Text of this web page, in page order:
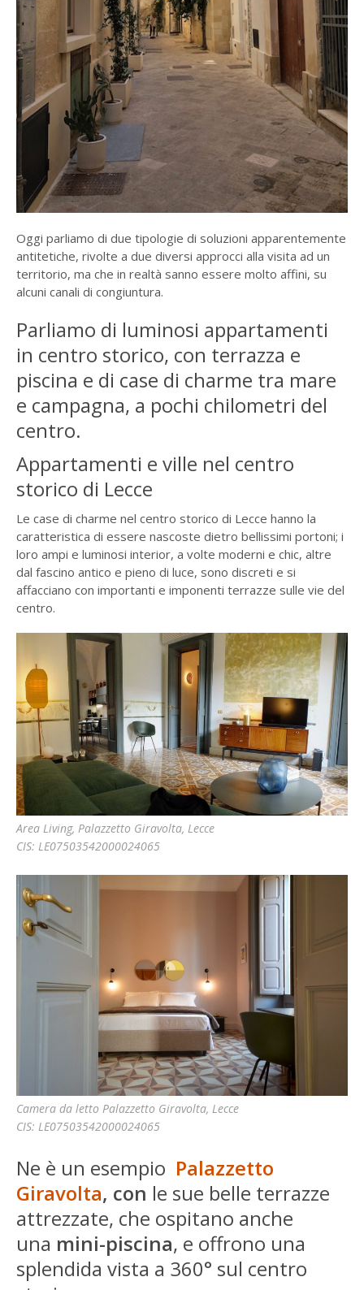
Oggi parliamo di due tipologie di soluzioni apparentemente
antitetiche, rivolte a due diversi approcci alla visita ad un
territorio, ma che in realtà sanno essere molto affini, su
alcuni canali di congiuntura.
Parliamo di luminosi appartamenti
in centro storico, con terrazza e
piscina e di case di charme tra mare
e campagna, a pochi chilometri del
centro.
Appartamenti e ville nel centro
storico di Lecce
Le case di charme nel centro storico di Lecce hanno la
caratteristica di essere nascoste dietro bellissimi portoni; i
loro ampi e luminosi interior, a volte moderni e chic, altre
dal fascino antico e pieno di luce, sono discreti e si
affacciano con importanti e imponenti terrazze sulle vie del
centro.
Area Living, Palazzetto Giravolta, Lecce
CIS: LE07503542000024065
Camera da letto Palazzetto Giravolta, Lecce
CIS: LE07503542000024065
Ne è un esempio Palazzetto
Giravolta, con le sue belle terrazze
attrezzate, che ospitano anche
una mini-piscina, e offrono una
splendida vista a 360° sul centro